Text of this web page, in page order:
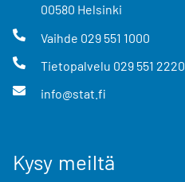
00580 Helsinki
Vaihde 029 551 1000
Tietopalvelu 029 551 2220
info@stat.fi
Kysy meiltä